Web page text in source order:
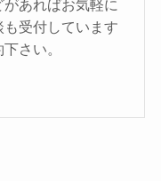
あればお気軽に
受付しています
さい。